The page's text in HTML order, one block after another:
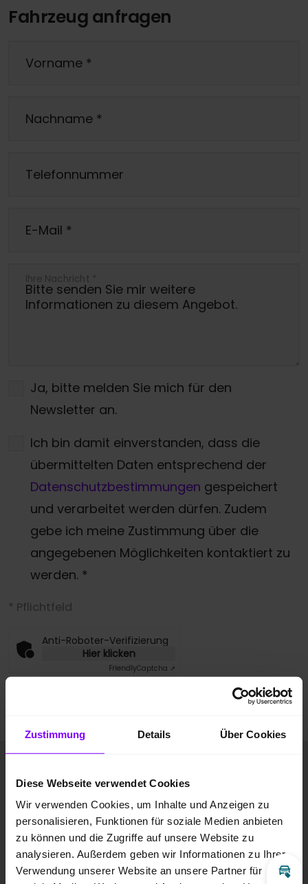
Zustimmung Details Über Cookies
Diese Webseite verwendet Cookies
Wir verwenden Cookies, um Inhalte und Anzeigen zu
personalisieren, Funktionen für soziale Medien anbieten
zu können und die Zugriffe auf unsere Website zu
analysieren. Außerdem geben wir Informationen zu Ihrer
Verwendung unserer Website an unsere Partner für
Fahrzeug anfragen
Vorname *
Nachname *
Telefonnummer
E-Mail *
Ihre Nachricht *
Ja, bitte melden Sie mich für den
Newsletter an.
Ich bin damit einverstanden, dass die
übermittelten Daten entsprechend der
Datenschutzbestimmungen gespeichert
und verarbeitet werden dürfen. Zudem
gebe ich meine Zustimmung über die
angegebenen Möglichkeiten kontaktiert zu
werden. *
* Pflichtfeld
Anti-Roboter-Verifizierung
Hier klicken
FriendlyCaptcha ⇗
Anfrage absenden